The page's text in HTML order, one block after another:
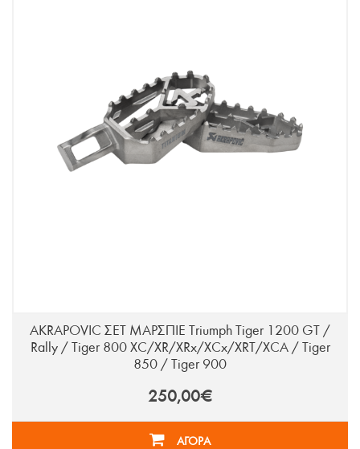
AKRAPOVIC ΣΕΤ ΜΑΡΣΠΙΕ Triumph Tiger 1200 GT /
Rally / Tiger 800 XC/XR/XRx/XCx/XRT/XCA / Tiger
850 / Tiger 900
250,00€
ΑΓΟΡΑ